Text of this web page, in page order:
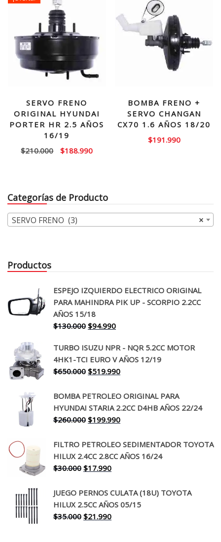
SERVO FRENO
ORIGINAL HYUNDAI
PORTER HR 2.5 AÑOS
16/19
$210.000
El
$210.000.
$188.990El
$188.990.
BOMBA FRENO +
SERVO CHANGAN
CX70 1.6 AÑOS 18/20
$191.990
Categorías de Producto
×
SERVO FRENO (3)
Productos
ESPEJO IZQUIERDO ELECTRICO ORIGINAL
PARA MAHINDRA PIK UP - SCORPIO 2.2CC
AÑOS 15/18
$130.000 El
original
era:
$130.000.
$94.990El
actual
es:
$94.990.
TURBO ISUZU NPR - NQR 5.2CC MOTOR
4HK1-TCI EURO V AÑOS 12/19
$650.000 El
original
era:
$650.000.
$519.990El
actual
es:
$519.990.
BOMBA PETROLEO ORIGINAL PARA
HYUNDAI STARIA 2.2CC D4HB AÑOS 22/24
$260.000 El
original
era:
$260.000.
$199.990El
actual
es:
FILTRO PETROLEO SEDIMENTADOR TOYOTA
HILUX 2.4CC 2.8CC AÑOS 16/24
$30.000 El
original
era:
$30.000.
$17.990El
actual
es:
$17.990.
JUEGO PERNOS CULATA (18U) TOYOTA
HILUX 2.5CC AÑOS 05/15
$35.000 El
$21.990El